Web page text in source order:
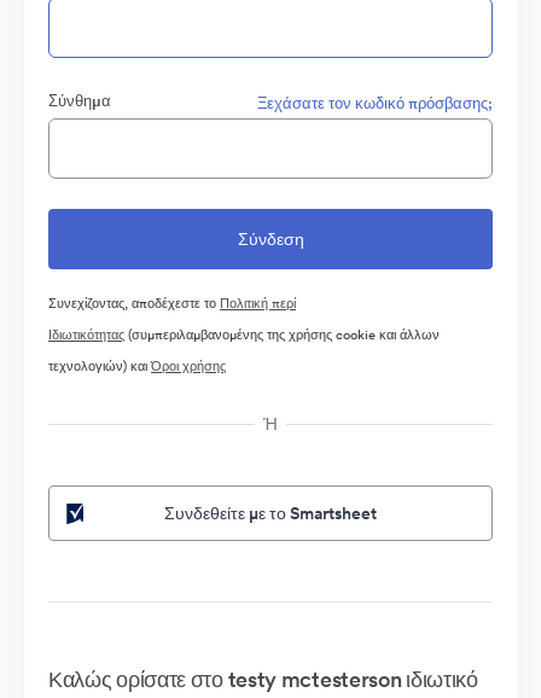
Σύνθημα Ξεχάσατε τον κωδικό πρόσβασης;
Συνεχίζοντας, αποδέχεστε το Πολιτική περί
Ιδιωτικότητας(συμπεριλαμβανομένης της χρήσης cookie και άλλων
τεχνολογιών) καιΌροι χρήσης
Ή
Συνδεθείτε με το Smartsheet
Καλώς ορίσατε στο testy mctesterson ιδιωτικό